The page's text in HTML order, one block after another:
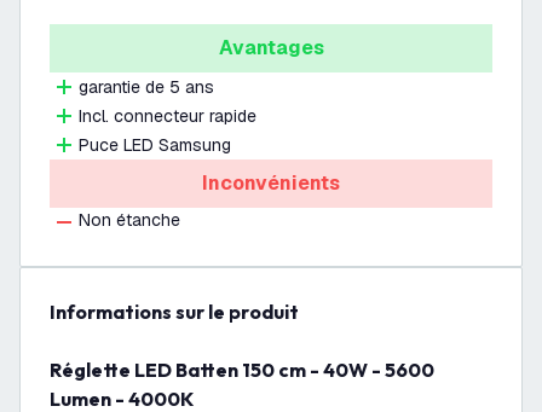
Avantages
garantie de 5 ans
Incl. connecteur rapide
Puce LED Samsung
Inconvénients
Non étanche
Informations sur le produit
Réglette LED Batten 150 cm - 40W - 5600
Lumen - 4000K